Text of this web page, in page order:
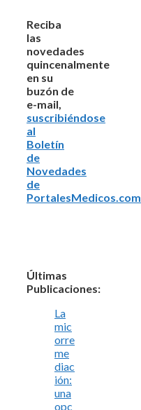
Reciba
las
novedades
quincenalmente
en su
buzón de
e-mail,
suscribiéndose
al
Boletín
de
Novedades
de
PortalesMedicos.com
Últimas
Publicaciones:
La
mic
orre
me
diac
ión:
una
opc